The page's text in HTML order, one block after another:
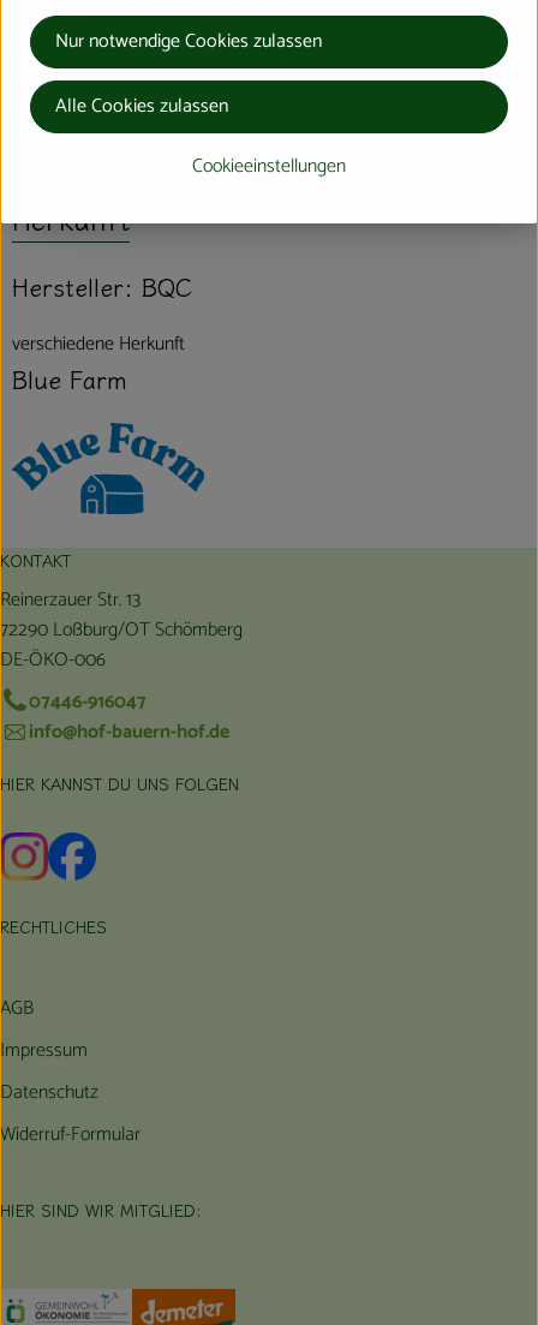
Produktdatenblatt
Herkunft
Hersteller: BQC
verschiedene Herkunft
Blue Farm
KONTAKT
Reinerzauer Str. 13
72290 Loßburg/OT Schömberg
DE-ÖKO-006
07446-916047
info@hof-bauern-hof.de
HIER KANNST DU UNS FOLGEN
Externer Link zu https://www.instagram.com/hofbauernhof/
Externer Link zu https://www.facebook.com/
RECHTLICHES
AGB
Impressum
Datenschutz
Widerruf-Formular
HIER SIND WIR MITGLIED:
Externer Link zu https://www.oekokiste.de/
Externer Link zu https://germany.econgood.org/
Cookieeinstellungen
Nur notwendige Cookies zulassen
Alle Cookies zulassen